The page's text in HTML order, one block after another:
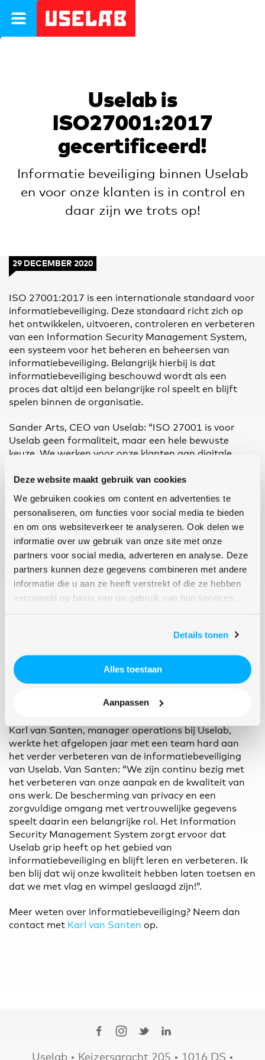
Deze website maakt gebruik van cookies
We gebruiken cookies om content en advertenties te
personaliseren, om functies voor social media te bieden
en om ons websiteverkeer te analyseren. Ook delen we
informatie over uw gebruik van onze site met onze
partners voor social media, adverteren en analyse. Deze
partners kunnen deze gegevens combineren met andere
informatie die u aan ze heeft verstrekt of die ze hebben
verzameld op basis van uw gebruik van hun services.
Details tonen
Alles toestaan
Aanpassen
Uselab is
ISO27001:2017
gecertificeerd!
Informatie beveiliging binnen Uselab
en voor onze klanten is in control en
daar zijn we trots op!
29 DECEMBER 2020
ISO 27001:2017 is een internationale standaard voor
informatiebeveiliging. Deze standaard richt zich op
het ontwikkelen, uitvoeren, controleren en verbeteren
van een Information Security Management System,
een systeem voor het beheren en beheersen van
informatiebeveiliging. Belangrijk hierbij is dat
informatiebeveiliging beschouwd wordt als een
proces dat altijd een belangrijke rol speelt en blijft
spelen binnen de organisatie.
Sander Arts, CEO van Uselab: “ISO 27001 is voor
Uselab geen formaliteit, maar een hele bewuste
keuze. We werken voor onze klanten aan digitale
belangrijke data van onze klanten te maken.
goed voor elkaar, maar door onze certificering
kunnen we dit ook aantonen. “
Karl van Santen, manager operations bij Uselab,
werkte het afgelopen jaar met een team hard aan
het verder verbeteren van de informatiebeveiliging
van Uselab. Van Santen: “We zijn continu bezig met
het verbeteren van onze aanpak en de kwaliteit van
ons werk. De bescherming van privacy en een
zorgvuldige omgang met vertrouwelijke gegevens
speelt daarin een belangrijke rol. Het Information
Security Management System zorgt ervoor dat
Uselab grip heeft op het gebied van
informatiebeveiliging en blijft leren en verbeteren. Ik
ben blij dat wij onze kwaliteit hebben laten toetsen en
dat we met vlag en wimpel geslaagd zijn!”.
Meer weten over informatiebeveiliging? Neem dan
contact met Karl van Santen op.
Uselab • Keizersgracht 205 • 1016 DS •